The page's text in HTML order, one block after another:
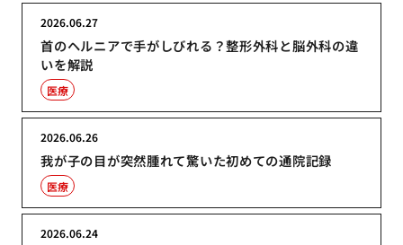
首のヘルニアで手がしびれる？整形外科と脳外科の違
いを解説
2026.06.27
医療
我が子の目が突然腫れて驚いた初めての通院記録
2026.06.26
医療
2026.06.24